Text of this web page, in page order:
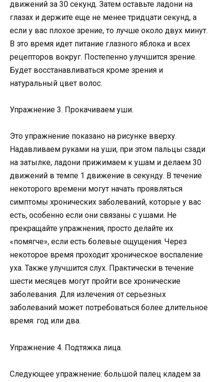
движений за 30 секунд. Затем оставьте ладони на
глазах и держите еще не менее тридцати секунд, а
если у вас плохое зрение, то лучше около двух минут.
В это время идет питание глазного яблока и всех
рецепторов вокруг. Постепенно улучшится зрение.
Будет восстанавливаться кроме зрения и
натуральный цвет волос.
Упражнение 3. Прокачиваем уши.
Это упражнение показано на рисунке вверху.
Надавливаем руками на уши, при этом пальцы сзади
на затылке, ладони прижимаем к ушам и делаем 30
движений в темпе 1 движение в секунду. В течение
некоторого времени могут начать проявляться
симптомы хронических заболеваний, которые у вас
есть, особенно если они связаны с ушами. Не
прекращайте упражнения, просто делайте их
«помягче», если есть болевые ощущения. Через
некоторое время проходит хроническое воспаление
уха. Также улучшится слух. Практически в течение
шести месяцев могут пройти все хронические
заболевания. Для излечения от серьезных
заболеваний может потребоваться более длительное
время: год или два.
Упражнение 4. Подтяжка лица.
Следующее упражнение: большой палец кладем за